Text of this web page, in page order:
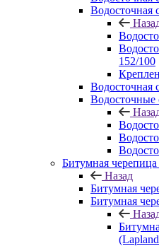
Водосточная
152/100
Водосточная
Водосточные
Битумная черепица
Назад
Битумная
Битумная